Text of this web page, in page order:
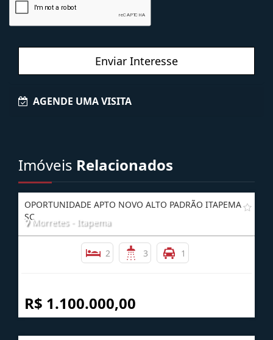
Enviar Interesse
AGENDE UMA VISITA
Imóveis Relacionados
OPORTUNIDADE APTO NOVO ALTO PADRÃO ITAPEMA
SCMorretes - Itapema
2 3 1
R$ 1.100.000,00